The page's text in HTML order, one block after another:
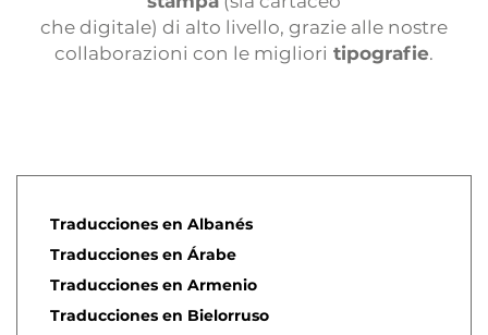
che digitale) di alto livello, grazie alle nostre
collaborazioni con le migliori tipografie.
Traducciones en Albanés
Traducciones en Árabe
Traducciones en Armenio
Traducciones en Bielorruso